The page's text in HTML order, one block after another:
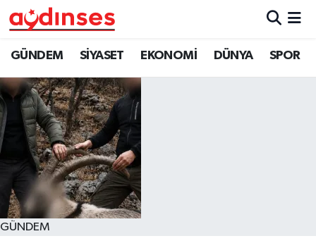
GÜNDEM SİYASET EKONOMİ DÜNYA SPOR
GÜNDEM
GÜNDEM
SİYASET
EKONOMİ
DÜNYA
SPOR
MAGAZİN
Nöbetçi Eczaneler
Hava Durumu
Aydin Namaz Vakitleri
Trafik Durumu
Süper Lig Puan Durumu ve Fikstür
Tüm Manşetler